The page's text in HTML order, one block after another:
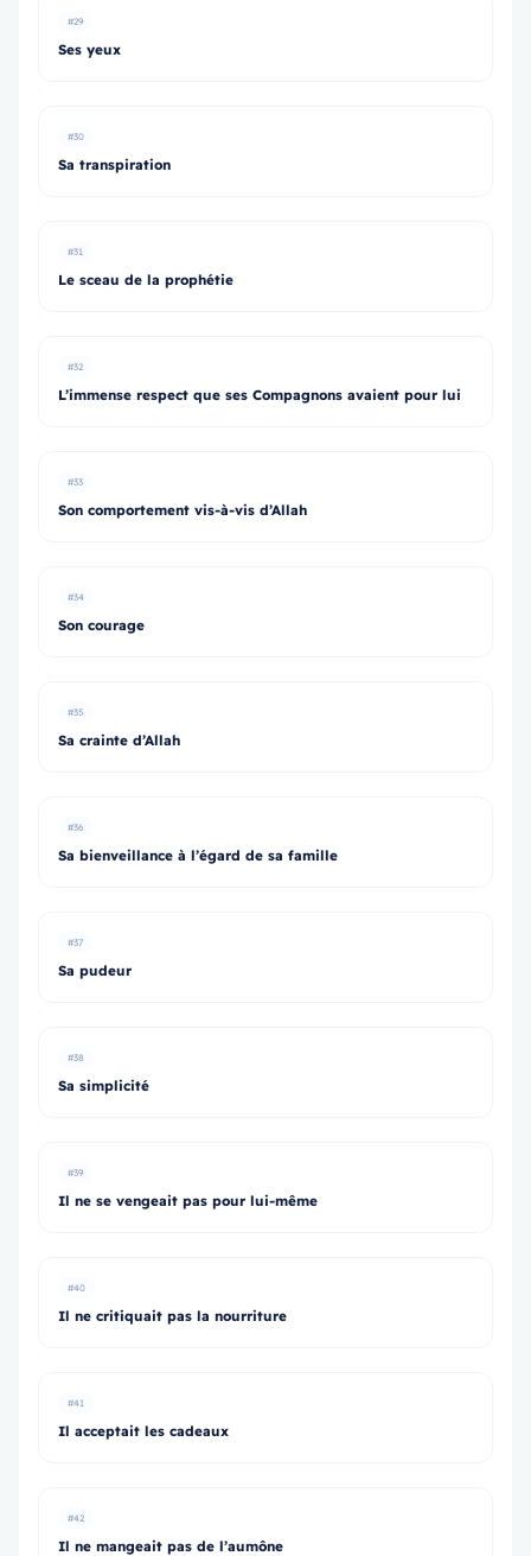
#29
Ses yeux
#30
Sa transpiration
#31
Le sceau de la prophétie
#32
L’immense respect que ses Compagnons avaient pour lui
#33
Son comportement vis-à-vis d’Allah
#34
Son courage
#35
Sa crainte d’Allah
#36
Sa bienveillance à l’égard de sa famille
#37
Sa pudeur
#38
Sa simplicité
#39
Il ne se vengeait pas pour lui-même
#40
Il ne critiquait pas la nourriture
#41
Il acceptait les cadeaux
#42
Il ne mangeait pas de l’aumône